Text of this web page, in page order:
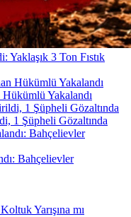
Yaklaşık 3 Ton Fıstık
Hükümlü Yakalandı
1 Şüpheli Gözaltında
Bahçelievler
Yarışına mı